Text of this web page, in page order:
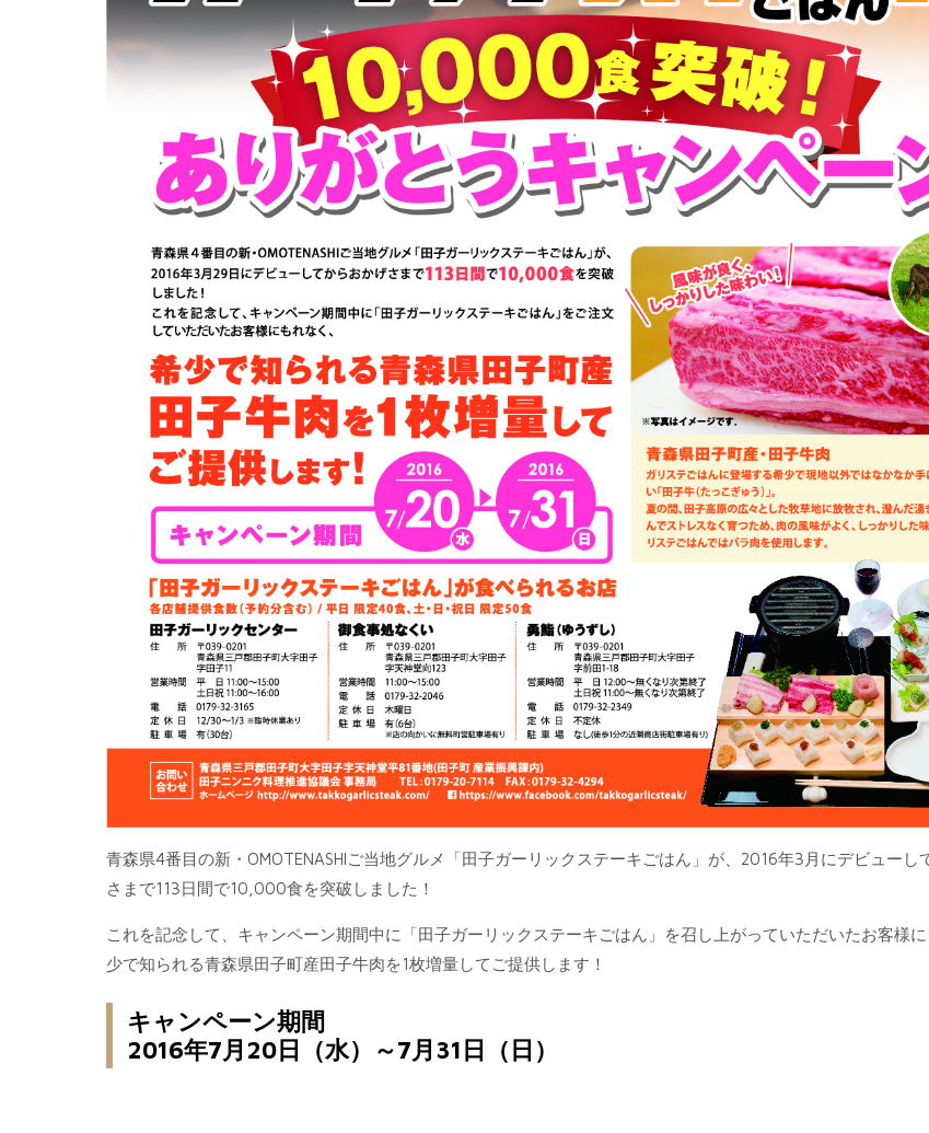
青森県4番目の新・OMOTENASHIご当地グルメ「田子ガーリックステーキごはん」が、2016年3月にデビューし
さまで113日間で10,000食を突破しました！
これを記念して、キャンペーン期間中に「田子ガーリックステーキごはん」を召し上がっていただいたお客様
少で知られる青森県田子町産田子牛肉を1枚増量してご提供します！
キャンペーン期間
2016年7月20日（水）～7月31日（日）